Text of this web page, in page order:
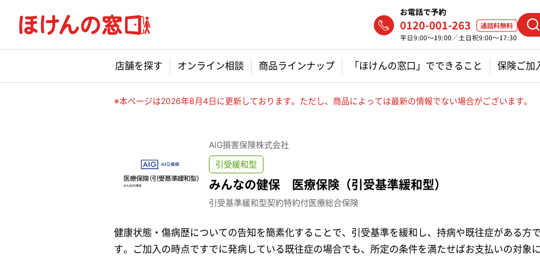
店舗を探す オンライン相談 商品ラインナップ 「ほけんの窓口」でできること 保険ご加
※本ページは2026年8月4日に更新しております。ただし、商品によっては最新の情報でない場合がございます。
引受緩和型
AIG損害保険株式会社
みんなの健保 医療保険（引受基準緩和型）
引受基準緩和型契約特約付医療総合保険
健康状態・傷病歴についての告知を簡素化することで、引受基準を緩和し、持病や既往症がある方
す。ご加入の時点ですでに発病している既往症の場合でも、所定の条件を満たせばお支払いの対象